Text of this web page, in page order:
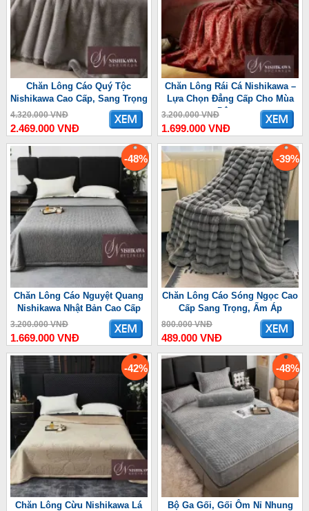
Chăn Lông Cáo Quý Tộc
Nishikawa Cao Cấp, Sang Trọng
4.320.000 VNĐ
2.469.000 VNĐ
Chăn Lông Rái Cá Nishikawa –
Lựa Chọn Đẳng Cấp Cho Mùa
Đông
3.200.000 VNĐ
1.699.000 VNĐ
-48%
Chăn Lông Cáo Nguyệt Quang
Nishikawa Nhật Bản Cao Cấp
3.200.000 VNĐ
1.669.000 VNĐ
-39%
Chăn Lông Cáo Sóng Ngọc Cao
Cấp Sang Trọng, Ấm Áp
800.000 VNĐ
489.000 VNĐ
-42%
Chăn Lông Cừu Nishikawa Lá
-48%
Bộ Ga Gối, Gối Ôm Nỉ Nhung